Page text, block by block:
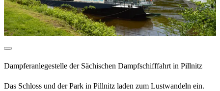
Dampferanlegestelle der Sächischen Dampfschifffahrt in Pillnitz
Das Schloss und der Park in Pillnitz laden zum Lustwandeln ein.